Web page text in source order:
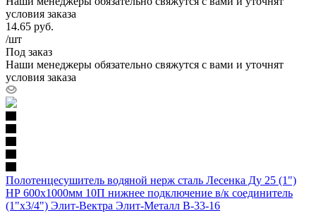
условия заказа
14.65 руб.
/шт
Под заказ
Наши менеджеры обязательно свяжутся с вами и уточнят
условия заказа
Полотенцесушитель водяной нерж сталь Лесенка Ду 25 (1")
НР 600х1000мм 10П нижнее подключение в/к соединитель
(1"х3/4") Элит-Вектра Элит-Металл В-33-16